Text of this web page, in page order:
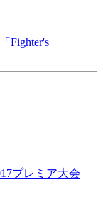
Fighter's
プレミア大会